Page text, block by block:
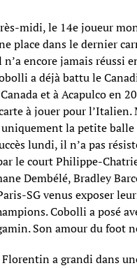
midi, le 14e joueur
place dans le dernier
encore jamais réussi
a déjà battu le
et à Acapulco en
à jouer pour l’Italien.
uniquement la petite
lundi, il n’a pas
le court Philippe-
Dembélé, Bradley
SG venus exposer
Cobolli a posé
Son amour du foot
Florentin a grandi dans